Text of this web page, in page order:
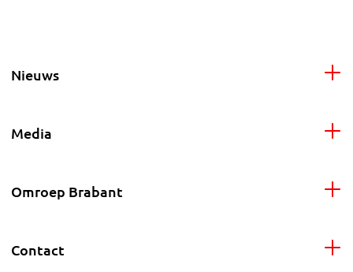
Nieuws
Media
Omroep Brabant
Contact